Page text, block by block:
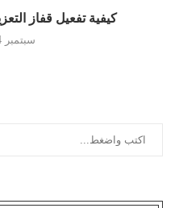
كيفية تفعيل قفاز
سبتمبر 24, 2025